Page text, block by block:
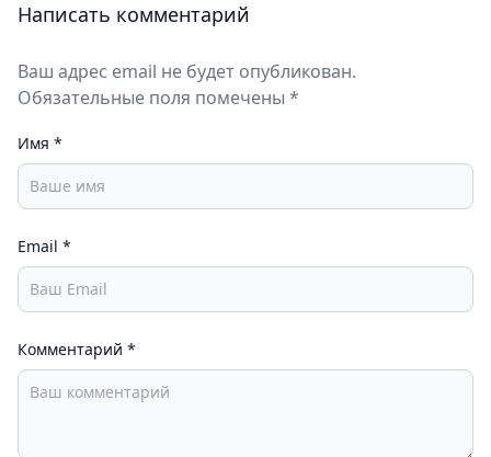
Написать комментарий
Ваш адрес email не будет опубликован.
Обязательные поля помечены *
Имя *
Email *
Комментарий *